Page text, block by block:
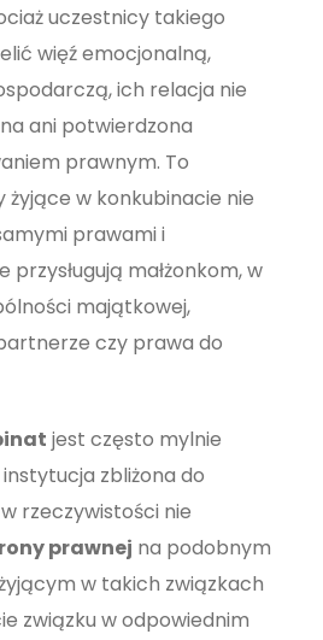
uczestnicy takiego
więź emocjonalną,
ich relacja nie
ani potwierdzona
prawnym. To
żyjące w konkubinacie nie
prawami i
przysługują małżonkom, w
majątkowej,
czy prawa do
jest często mylnie
zbliżona do
rzeczywistości nie
prawnej na podobnym
w takich związkach
związku w odpowiednim